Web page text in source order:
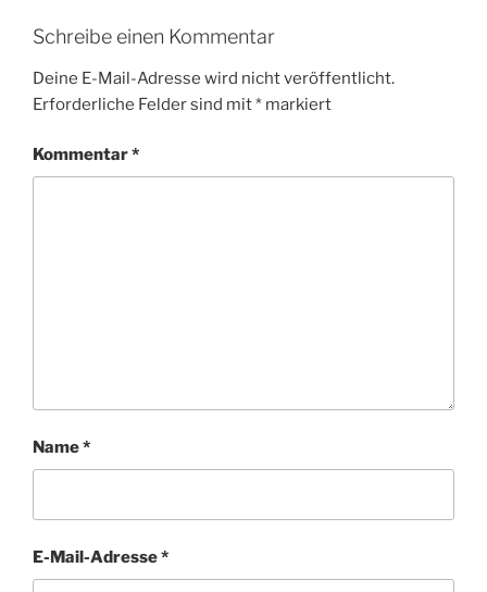
Schreibe einen Kommentar
Deine E-Mail-Adresse wird nicht veröffentlicht.
Erforderliche Felder sind mit* markiert
Kommentar*
Name*
E-Mail-Adresse*